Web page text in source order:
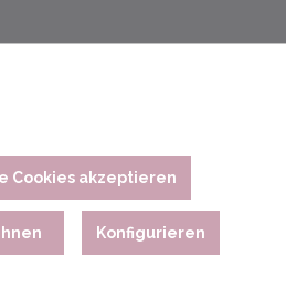
Cookies akzeptieren
Konfigurieren